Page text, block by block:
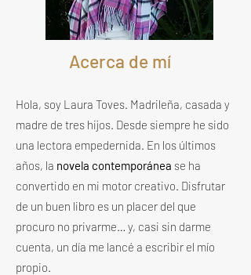
Acerca de mí
Hola, soy Laura Toves. Madrileña, casada y
madre de tres hijos. Desde siempre he sido
una lectora empedernida. En los últimos
años, la novela contemporánea se ha
convertido en mi motor creativo. Disfrutar
de un buen libro es un placer del que
procuro no privarme… y, casi sin darme
cuenta, un día me lancé a escribir el mío
propio.